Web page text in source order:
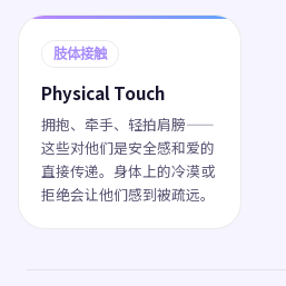
肢体接触
Physical Touch
拥抱、牵手、轻拍肩膀——
这些对他们是安全感和爱的
直接传递。身体上的冷漠或
拒绝会让他们感到被疏远。